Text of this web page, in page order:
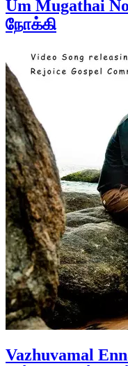
Um Mugathai
நோக்கி
Vazhuvamal